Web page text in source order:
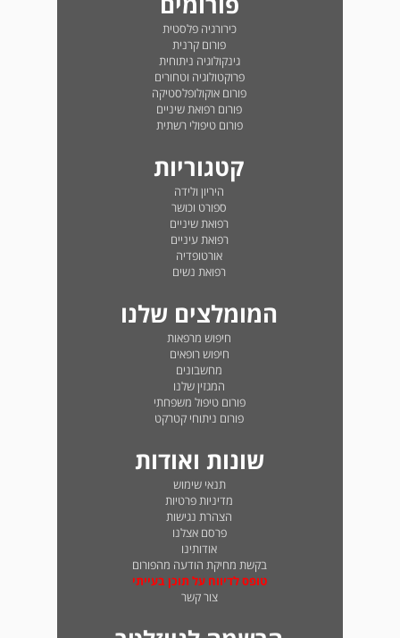
כירורגיה פלסטית
פורום קרנית
גינקולוגיה ניתוחית
פרוקטולוגיה וטחורים
פורום אוקולופלסטיקה
פורום רפואת שיניים
פורום טיפולי רשתית
קטגוריות
היריון ולידה
ספורט וכושר
רפואת שיניים
רפואת עיניים
אורטופדיה
רפואת נשים
המומלצים שלנו
חיפוש מרפאות
חיפוש רופאים
מחשבונים
המגזין שלנו
פורום טיפול משפחתי
פורום ניתוחי קטרקט
שונות ואודות
תנאי שימוש
מדיניות פרטיות
הצהרת נגישות
פרסם אצלנו
אודותינו
בקשת מחיקת הודעה מהפורום
טופס לדיווח על תוכן בעייתי
צור קשר